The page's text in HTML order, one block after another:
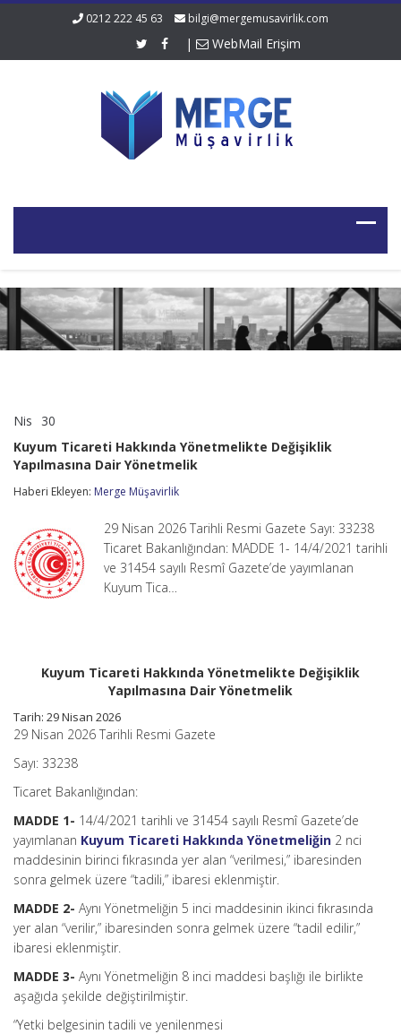
0212 222 45 63 bilgi@mergemusavirlik.com
| WebMail Erişim
Nis 30
Hakkında
Yönetmelikte
Yapılmasına
Yönetmelik
için
Kuyum Ticareti Hakkında Yönetmelikte Değişiklik
Yapılmasına Dair Yönetmelik
Haberi Ekleyen: Merge Müşavirlik
29 Nisan 2026 Tarihli Resmi Gazete Sayı: 33238
Ticaret Bakanlığından: MADDE 1- 14/4/2021 tarihli
ve 31454 sayılı Resmî Gazete’de yayımlanan
Kuyum Tica…
Kuyum Ticareti Hakkında Yönetmelikte Değişiklik
Yapılmasına Dair Yönetmelik
Tarih: 29 Nisan 2026
29 Nisan 2026 Tarihli Resmi Gazete
Sayı: 33238
Ticaret Bakanlığından:
MADDE 1- 14/4/2021 tarihli ve 31454 sayılı Resmî Gazete’de
yayımlanan Kuyum Ticareti Hakkında Yönetmeliğin 2 nci
maddesinin birinci fıkrasında yer alan “verilmesi,” ibaresinden
sonra gelmek üzere “tadili,” ibaresi eklenmiştir.
MADDE 2- Aynı Yönetmeliğin 5 inci maddesinin ikinci fıkrasında
yer alan “verilir,” ibaresinden sonra gelmek üzere “tadil edilir,”
ibaresi eklenmiştir.
MADDE 3- Aynı Yönetmeliğin 8 inci maddesi başlığı ile birlikte
aşağıda şekilde değiştirilmiştir.
“Yetki belgesinin tadili ve yenilenmesi